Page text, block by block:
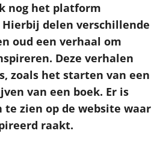
nog het platform
Hierbij delen verschillende
oud een verhaal om
Deze verhalen
zoals het starten van een
van een boek. Er is
te zien op de website waar
raakt.